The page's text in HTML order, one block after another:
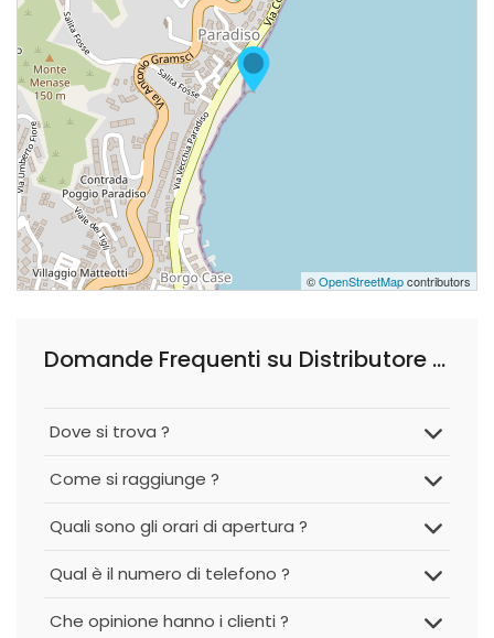
©OpenStreetMapcontributors
Domande Frequenti su Distributore Ip
Dove si trova ?
Come si raggiunge ?
Quali sono gli orari di apertura ?
Qual è il numero di telefono ?
Che opinione hanno i clienti ?